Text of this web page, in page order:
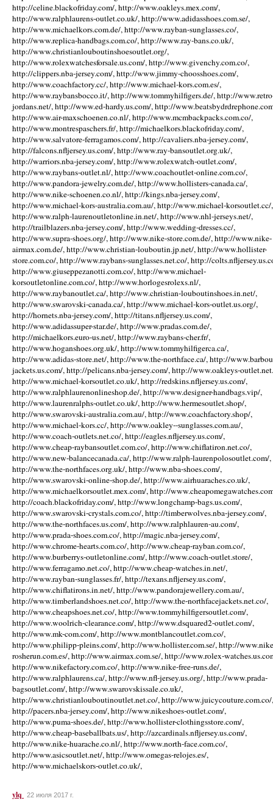
http://celine.blackofriday.com/, http://www.oakleys.mex.com/,
http://www.ralphlaurens-outlet.co.uk/, http://www.adidasshoes.com.se/,
http://www.michaelkors.com.de/, http://www.rayban-sunglasses.co/,
http://www.replica-handbags.com.co/, http://www.ray-bans.co.uk/,
http://www.christianlouboutinshoesoutlet.org/,
http://www.rolexwatchesforsale.us.com/, http://www.givenchy.com.co/,
http://clippers.nba-jersey.com/, http://www.jimmy-choosshoes.com/,
http://www.coachfactory.cc/, http://www.michael-kors.com.es/,
http://www.raybansbocco.it/, http://www.tommyhilfigers.de/, http://
jordans.net/, http://www.ed-hardy.us.com/, http://
http://www.air-maxschoenen.co.nl/, http://www.mcmbackpacks.com.co/,
http://www.montrespaschers.fr/, http://michaelkors.blackofriday.com/,
http://www.salvatore-ferragamos.com/, http://cavaliers.nba-jersey.com/,
http://falcons.nfljersey.us.com/, http://www.ray-bansoutlet.org.uk/,
http://warriors.nba-jersey.com/, http://www.rolexwatch-outlet.com/,
http://www.raybans-outlet.nl/, http://www.coachoutlet-online.com.co/,
http://www.pandora-jewelry.com.de/, http://www.hollisters-canada.ca/,
http://www.nike-schoenen.co.nl/, http://kings.nba-jersey.com/,
http://www.michael-kors-australia.com.au/, http://www.michael-korsoutlet.cc/,
http://www.ralph-laurenoutletonline.in.net/, http://www.nhl-jerseys.net/,
http://trailblazers.nba-jersey.com/, http://www.wedding-dresses.cc/,
http://www.supra-shoes.org/, http://www.nike-store.com.de/, http://www.nike-
airmax.com.de/, http://www.christian-louboutin.jp.net/, http://www.hollister-
store.com.co/, http://www.raybans-sunglasses.net.co/, http://
http://www.giuseppezanotti.com.co/, http://www.michael-
korsoutletonline.com.co/, http://www.horlogesrolexs.nl/,
http://www.raybanoutlet.ca/, http://www.christian-louboutinshoes.in.net/,
http://www.swarovski-canada.ca/, http://www.michael-kors-outlet.us.org/,
http://hornets.nba-jersey.com/, http://titans.nfljersey.us.com/,
http://www.adidassuper-star.de/, http://www.pradas.com.de/,
http://michaelkors.euro-us.net/, http://www.raybans-cher.fr/,
http://www.hoganshoes.org.uk/, http://www.tommyhilfigerca.ca/,
http://www.adidas-store.net/, http://www.the-northface.ca/, http://
jackets.us.com/, http://pelicans.nba-jersey.com/, http://www.oakleys-
http://www.michael-korsoutlet.co.uk/, http://redskins.nfljersey.us.com/,
http://www.ralphlaurenonlineshop.de/, http://www.designer-handbags.vip/,
http://www.laurenralphs-outlet.co.uk/, http://www.hermesoutlet.shop/,
http://www.swarovski-australia.com.au/, http://www.coachfactory.shop/,
http://www.michael-kors.cc/, http://www.oakley--sunglasses.com.au/,
http://www.coach-outlets.net.co/, http://eagles.nfljersey.us.com/,
http://www.cheap-raybansoutlet.com.co/, http://www.chiflatiron.net.co/,
http://www.new-balancecanada.ca/, http://www.ralph-laurenpolosoutlet.com/,
http://www.the-northfaces.org.uk/, http://www.nba-shoes.com/,
http://www.swarovski-online-shop.de/, http://www.airhuaraches.co.uk/,
http://www.michaelkorsoutlet.mex.com/, http://
http://coach.blackofriday.com/, http://www.longchamp-bags.us.com/,
http://www.swarovski-crystals.com.co/, http://timberwolves.nba-jersey.com/,
http://www.the-northfaces.us.com/, http://www.ralphlauren-au.com/,
http://www.prada-shoes.com.co/, http://magic.nba-jersey.com/,
http://www.chrome-hearts.com.co/, http://www.cheap-rayban.com.co/,
http://www.burberrys-outletonline.com/, http://www.coach-outlet.store/,
http://www.ferragamo.net.co/, http://www.cheap-watches.in.net/,
http://www.rayban-sunglasses.fr/, http://texans.nfljersey.us.com/,
http://www.chiflatirons.in.net/, http://www.pandorajewellery.com.au/,
http://www.timberlandshoes.net.co/, http://www.the-northfacejackets.net.co/,
http://www.cheapshoes.net.co/, http://www.tommyhilfigersoutlet.com/,
http://www.woolrich-clearance.com/, http://www.dsquared2-outlet.com/,
http://www.mk-com.com/, http://www.montblancoutlet.com.co/,
http://www.philipp-pleins.com/, http://www.hollister.com.se/, http://
rosherun.com.es/, http://www.airmax.com.se/, http://www.rolex-
http://www.nikefactory.com.co/, http://www.nike-free-runs.de/,
http://www.ralphlaurens.ca/, http://www.nfl-jersey.us.org/, http://www.prada-
bagsoutlet.com/, http://www.swarovskissale.co.uk/,
http://www.christianlouboutinoutlet.net.co/, http://www.juicycouture.com.co/,
http://pacers.nba-jersey.com/, http://www.nikeshoes-outlet.com/,
http://www.puma-shoes.de/, http://www.hollister-clothingsstore.com/,
http://www.cheap-baseballbats.us/, http://azcardinals.nfljersey.us.com/,
http://www.nike-huarache.co.nl/, http://www.north-face.com.co/,
http://www.asicsoutlet.net/, http://www.omegas-relojes.es/,
http://www.michaelskors-outlet.co.uk/,
ylq 22 июля 2017 г.